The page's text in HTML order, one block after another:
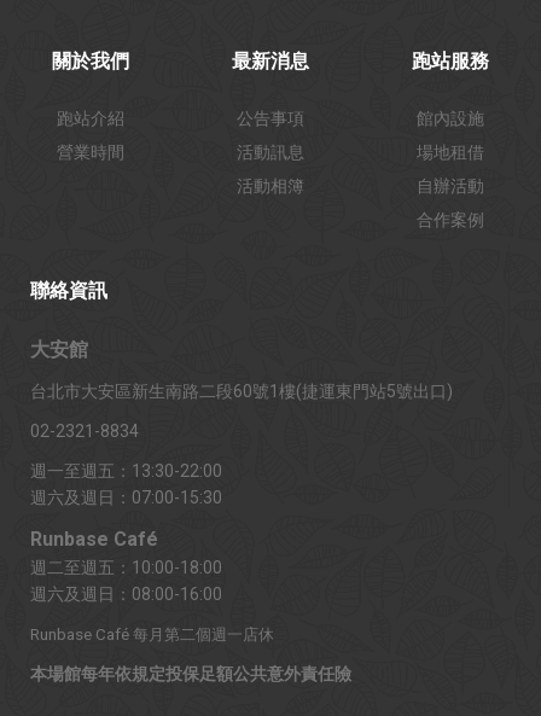
關於我們
跑站介紹
營業時間
最新消息
公告事項
活動訊息
活動相簿
跑站服務
館內設施
場地租借
自辦活動
合作案例
聯絡資訊
大安館
台北市大安區新生南路二段60號1樓(捷運東門站5號出口)
02-2321-8834
週一至週五：13:30-22:00
週六及週日：07:00-15:30
Runbase Café
週二至週五：10:00-18:00
週六及週日：08:00-16:00
Runbase Café 每月第二個週一店休
本場館每年依規定投保足額公共意外責任險